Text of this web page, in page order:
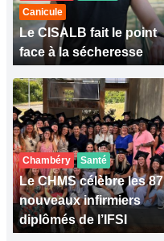
Canicule
Le CISALB fait le point
face à la sécheresse
Chambéry Santé
Le CHMS célèbre les 87
nouveaux infirmiers
diplômés de l’IFSI